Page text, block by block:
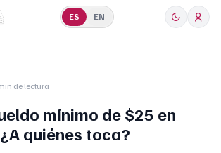
ES EN
de lectura
mínimo de $25 en
quiénes toca?